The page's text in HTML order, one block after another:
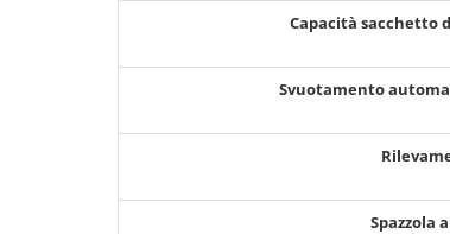
Capacità sacchetto
Svuotamento
Spazzola